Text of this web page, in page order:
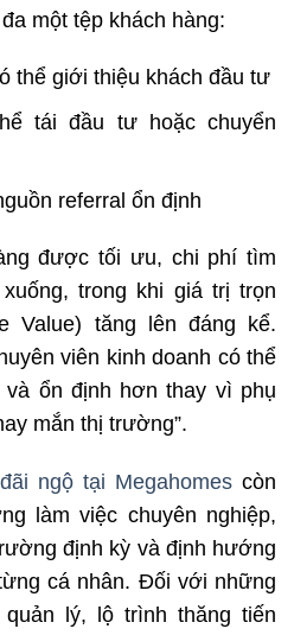
một tệp khách hàng:
thể giới thiệu khách đầu tư
tái đầu tư hoặc chuyển
referral ổn định
được tối ưu, chi phí tìm
trong khi giá trị trọn
Value) tăng lên đáng kể.
viên kinh doanh có thể
ổn định hơn thay vì phụ
mắn thị trường”.
ngộ tại Megahomes còn
làm việc chuyên nghiệp,
định kỳ và định hướng
cá nhân. Đối với những
lý, lộ trình thăng tiến